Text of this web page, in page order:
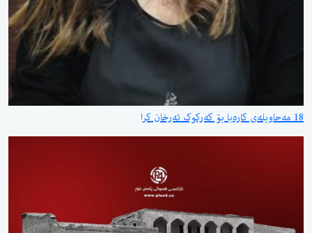
18 مەحاویلەی کارەبا بۆ کەرکوک تەرخان کرا